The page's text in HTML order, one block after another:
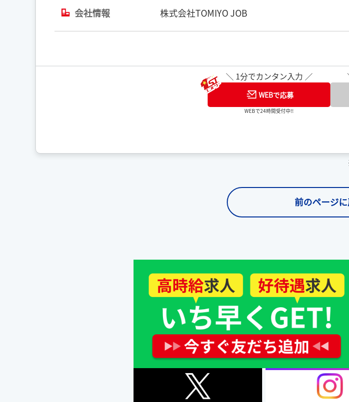
会社情報 株式会社TOMIYO JOB
＼ 1分でカンタン入力 ／
WEBで応募
WEBで24時間受付中!!
前のページ